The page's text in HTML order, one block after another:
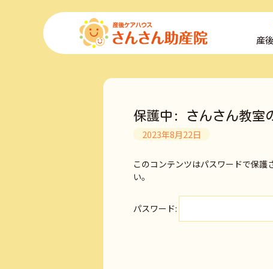
産
保護中: さんさん教室
2023年8月22日
このコンテンツはパスワードで保
い。
パスワード: